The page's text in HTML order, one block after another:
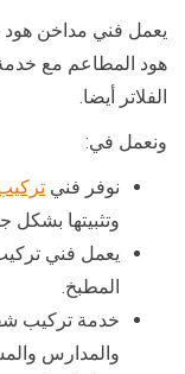
يعمل فني مداخن
هود المطاعم مع
الفلاتر أيضا.
ونعمل في:
نوفر فني
وتثبيتها بشكل
يعمل فني
المطبخ.
خدمة تركيب
والمدارس